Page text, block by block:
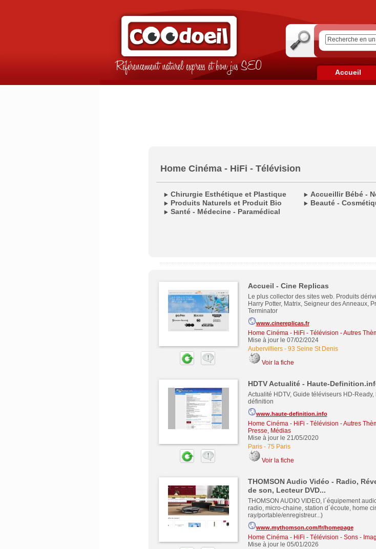
Référencement naturel express et bon jus SEO Accueil
Home Cinéma - HiFi - Télévision
Chirurgie Esthétique et Plastique
Accueillir Bébé -
Produits Naturels et Produit Bio
Beauté -
Santé - Médecine - Paramédical
Accueil - Cine Replicas
Le plus collector des sites web. Produits
Harry Potter, Matrix, Seigneur des Anneaux,
Terminator
www.cinereplicas.fr
Home Cinéma - HiFi - Télévision -Autres
Mise à jour le 07/02/2024
Aubervilliers- 93 Seine St Denis
Voir la fiche
HDTV Actualité - Haute-
Actualité HDTV, Guide téléviseurs HD-
définition
www.haute-definition.info
Home Cinéma - HiFi - Télévision -Autres
Presse, Médias
Mise à jour le 21/05/2020
Paris- 75 Paris
Voir la fiche
THOMSON Audio Vidéo - Radio,
de son, Lecteur DVD...
THOMSON AUDIO VIDEO, l´équipement
radio, micro-chaine, station d´écoute, home
ray/portable/enregistreur...)
www.mythomson.com/fr/homepage
Home Cinéma - HiFi - Télévision - Sons -
Mise à jour le 05/01/2026